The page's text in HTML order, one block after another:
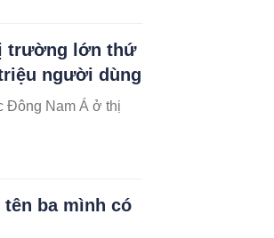
trường lớn thứ
người dùng
Đông Nam Á ở thị
ba mình có